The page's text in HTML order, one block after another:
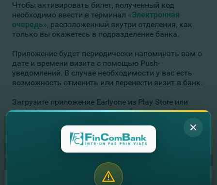
Чтобы активировать билет, полученный код
необходимо ввести в терминал «Электронная
очередь», расположенный внутри отделения, как
только вы окажетесь в подразделение банка.
Приложение будет периодически напоминать вам о
дате и времени визита с помощью Push-
уведомлений. В случае необходимости у вас есть
возможность отменить или перенести визит в банк.
Загрузите приложение Earlyone из Play Store или
Apple Store и заранее запланируйте визит в банк.
можете отсканировать, расположенный ниже, QR-
код своим смартфоном прямо с экрана